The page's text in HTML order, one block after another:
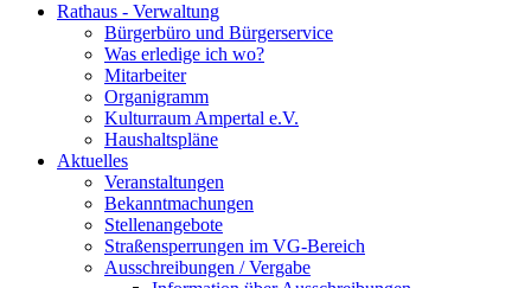
Rathaus - Verwaltung
Bürgerbüro und Bürgerservice
Was erledige ich wo?
Mitarbeiter
Organigramm
Kulturraum Ampertal e.V.
Haushaltspläne
Aktuelles
Veranstaltungen
Bekanntmachungen
Stellenangebote
Straßensperrungen im VG-Bereich
Ausschreibungen / Vergabe